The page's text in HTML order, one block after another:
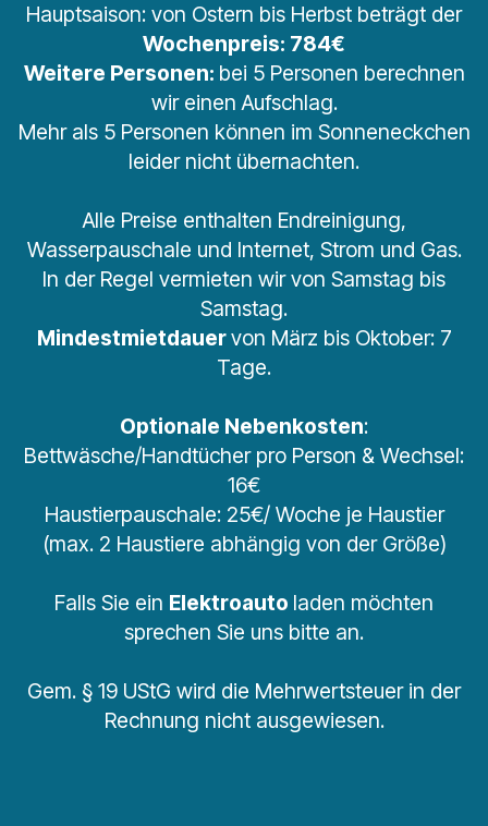
Hauptsaison: von Ostern bis Herbst beträgt der
Wochenpreis: 784€
Weitere Personen: bei 5 Personen berechnen
wir einen Aufschlag.
Mehr als 5 Personen können im Sonneneckchen
leider nicht übernachten.
Alle Preise enthalten Endreinigung,
Wasserpauschale und Internet, Strom und Gas.
In der Regel vermieten wir von Samstag bis
Samstag.
Mindestmietdauervon März bis Oktober: 7
Tage.
Optionale Nebenkosten:
Bettwäsche/Handtücher pro Person & Wechsel:
16€
Haustierpauschale: 25€/ Woche je Haustier
(max. 2 Haustiere abhängig von der Größe)
Falls Sie ein Elektroauto laden möchten
sprechen Sie uns bitte an.
Gem. § 19 UStG wird die Mehrwertsteuer in der
Rechnung nicht ausgewiesen.